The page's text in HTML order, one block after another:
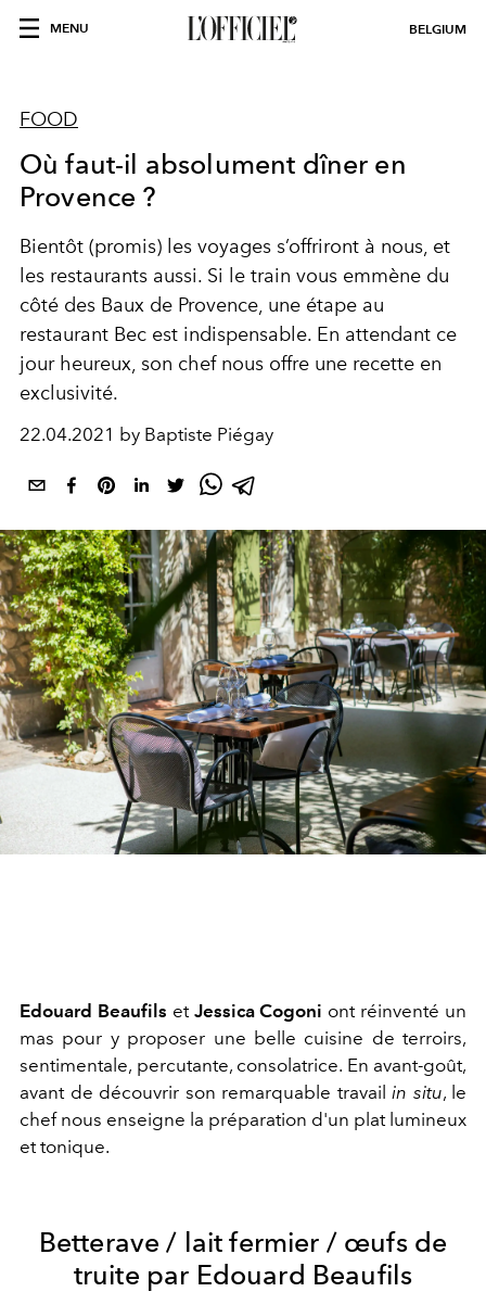
MENU BELGIUM
FOOD
Où faut-il absolument dîner en
Provence ?
Bientôt (promis) les voyages s’offriront à nous, et
les restaurants aussi. Si le train vous emmène du
côté des Baux de Provence, une étape au
restaurant Bec est indispensable. En attendant ce
jour heureux, son chef nous offre une recette en
exclusivité.
22.04.2021 by Baptiste Piégay
Edouard Beaufils et Jessica Cogoni ont réinventé un
mas pour y proposer une belle cuisine de terroirs,
sentimentale, percutante, consolatrice. En avant-goût,
avant de découvrir son remarquable travail in situ, le
chef nous enseigne la préparation d'un plat lumineux
et tonique.
Betterave / lait fermier / œufs de
truite par Edouard Beaufils